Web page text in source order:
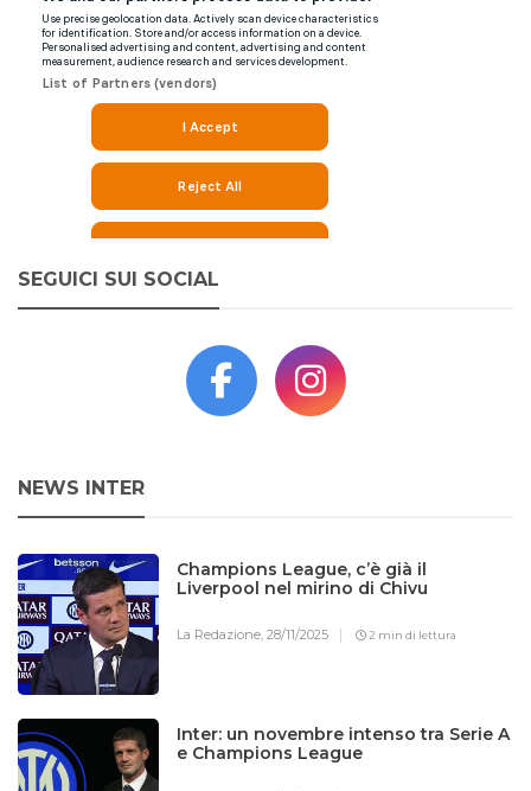
SEGUICI SUI SOCIAL
NEWS INTER
Champions League, c’è già il
Liverpool nel mirino di Chivu
La Redazione,28/11/2025 2 min di lettura
Inter: un novembre intenso tra Serie A
e Champions League